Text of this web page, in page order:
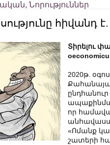
, Նորություններ
հիվանդ է.
Տիրելու
2020թ.
ընդհանուր
որ
«Ոմանք
շատերի